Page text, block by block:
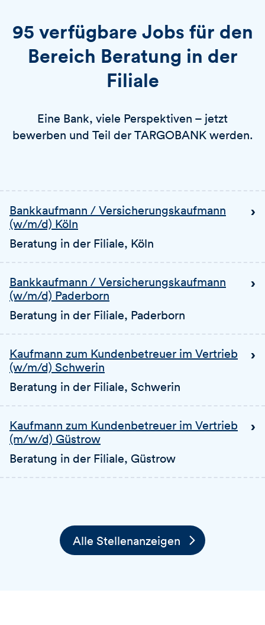
95 verfügbare Jobs für den
Bereich Beratung in der
Filiale
Eine Bank, viele Perspektiven – jetzt
bewerben und Teil der TARGOBANK werden.
Bankkaufmann / Versicherungskaufmann
(w/m/d) Köln
Beratung in der Filiale, Köln
Bankkaufmann / Versicherungskaufmann
(w/m/d) Paderborn
Beratung in der Filiale, Paderborn
Kaufmann zum Kundenbetreuer im Vertrieb
(w/m/d) Schwerin
Beratung in der Filiale, Schwerin
Kaufmann zum Kundenbetreuer im Vertrieb
(m/w/d) Güstrow
Beratung in der Filiale, Güstrow
Alle Stellenanzeigen